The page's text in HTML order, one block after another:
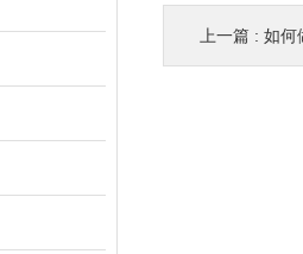
上一篇 : 如何